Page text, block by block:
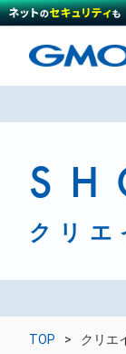
クリエ
TOP クリエ